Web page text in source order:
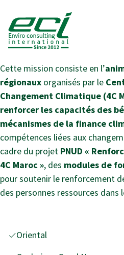
Cette mission consiste en l’
régionaux organisés par le
Changement Climatique (4C
renforcer les capacités des
mécanismes de la finance
compétences liées aux
cadre du projet PNUD «
4C Maroc », des modules de
pour soutenir le renforcement
des personnes ressources dans
Oriental